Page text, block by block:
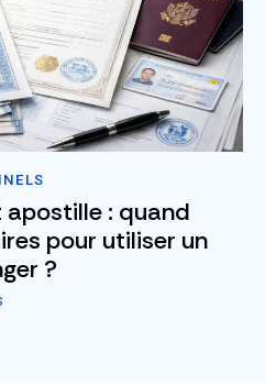
: quand
pour utiliser un
?